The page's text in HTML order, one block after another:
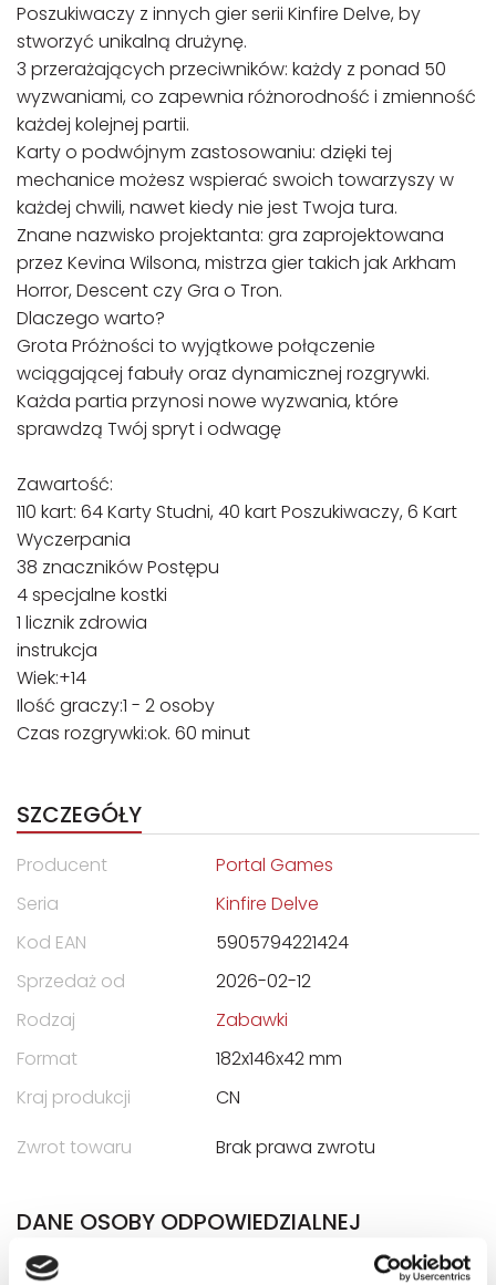
Poszukiwaczy z innych gier serii Kinfire Delve, by
stworzyć unikalną drużynę.
3 przerażających przeciwników: każdy z ponad 50
wyzwaniami, co zapewnia różnorodność i zmienność
każdej kolejnej partii.
Karty o podwójnym zastosowaniu: dzięki tej
mechanice możesz wspierać swoich towarzyszy w
każdej chwili, nawet kiedy nie jest Twoja tura.
Znane nazwisko projektanta: gra zaprojektowana
przez Kevina Wilsona, mistrza gier takich jak Arkham
Horror, Descent czy Gra o Tron.
Dlaczego warto?
Grota Próżności to wyjątkowe połączenie
wciągającej fabuły oraz dynamicznej rozgrywki.
Każda partia przynosi nowe wyzwania, które
sprawdzą Twój spryt i odwagę
Zawartość:
110 kart: 64 Karty Studni, 40 kart Poszukiwaczy, 6 Kart
Wyczerpania
38 znaczników Postępu
4 specjalne kostki
1 licznik zdrowia
instrukcja
Wiek:+14
Ilość graczy:1 - 2 osoby
Czas rozgrywki:ok. 60 minut
SZCZEGÓŁY
Producent
Portal Games
Seria
Kinfire Delve
Kod EAN
5905794221424
Sprzedaż od
2026-02-12
Rodzaj
Zabawki
Format
182x146x42 mm
Kraj produkcji
CN
Zwrot towaru
Brak prawa zwrotu
DANE OSOBY ODPOWIEDZIALNEJ
Nazwa PORTAL GAMES SPÓŁKA Z